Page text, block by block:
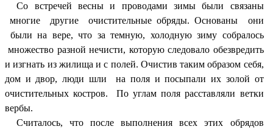
Со встречей весны и проводами зимы были связаны
многие другие очистительные обряды. Основаны они
были на вере, что за темную, холодную зиму собралось
множество разной нечисти, которую следовало обезвредить
и изгнать из жилища и с полей. Очистив таким образом себя,
дом и двор, люди шли на поля и посыпали их золой от
очистительных костров. По углам поля расставляли ветки
вербы.
Считалось, что после выполнения всех этих обрядов